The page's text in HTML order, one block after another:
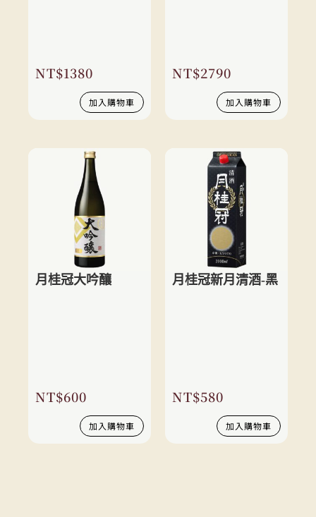
NT$1380
加入購物車
NT$2790
加入購物車
月桂冠大吟釀
NT$600
加入購物車
月桂冠新月清酒-黑
NT$580
加入購物車